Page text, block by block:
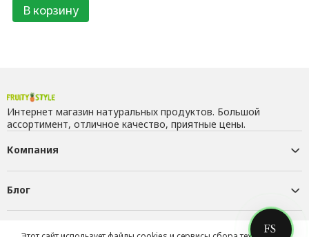
В корзину
Интернет магазин натуральных продуктов. Большой
ассортимент, отличное качество, приятные цены.
Компания
Блог
Контакты